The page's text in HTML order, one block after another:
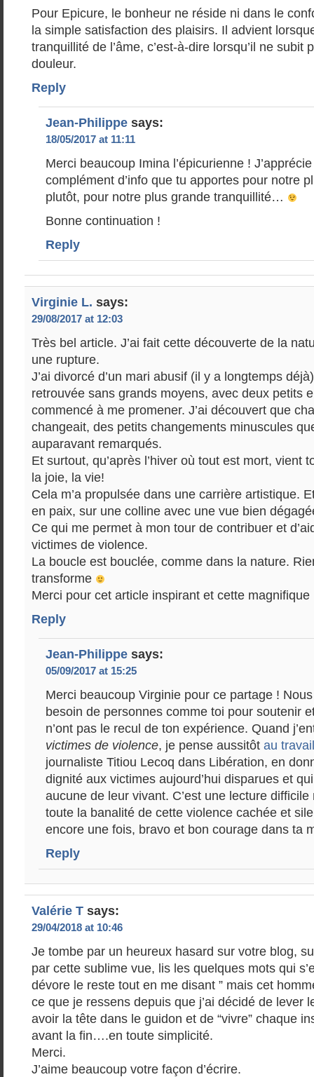
Pour Epicure, le bonheur ne réside ni dans le
la simple satisfaction des plaisirs. Il advient
tranquillité de l’âme, c’est-à-dire lorsqu’il ne subit
douleur.
Reply
Jean-Philippe says:
18/05/2017 at 11:11
Merci beaucoup Imina l’épicurienne !
complément d’info que tu apportes pour notre
plutôt, pour notre plus grande tranquillité…
Bonne continuation !
Reply
Virginie L. says:
29/08/2017 at 12:03
Très bel article. J’ai fait cette découverte de la
une rupture.
J’ai divorcé d’un mari abusif (il y a longtemps
retrouvée sans grands moyens, avec deux petits
commencé à me promener. J’ai découvert que
changeait, des petits changements minuscules
auparavant remarqués.
Et surtout, qu’après l’hiver où tout est mort, vient
la joie, la vie!
Cela m’a propulsée dans une carrière artistique.
en paix, sur une colline avec une vue bien
Ce qui me permet à mon tour de contribuer et
victimes de violence.
La boucle est bouclée, comme dans la nature.
transforme
Merci pour cet article inspirant et cette magnifique
Reply
Jean-Philippe says:
05/09/2017 at 15:25
Merci beaucoup Virginie pour ce partage !
besoin de personnes comme toi pour soutenir
n’ont pas le recul de ton expérience. Quand
victimes de violence, je pense aussitôt au travail
journaliste Titiou Lecoq dans Libération, en
dignité aux victimes aujourd’hui disparues et
aucune de leur vivant. C’est une lecture
toute la banalité de cette violence cachée et
encore une fois, bravo et bon courage dans ta
Reply
Valérie T says:
29/04/2018 at 10:46
Je tombe par un heureux hasard sur votre blog,
par cette sublime vue, lis les quelques mots qui
dévore le reste tout en me disant ” mais cet
ce que je ressens depuis que j’ai décidé de lever
avoir la tête dans le guidon et de “vivre” chaque
avant la fin….en toute simplicité.
Merci.
J’aime beaucoup votre façon d’écrire.